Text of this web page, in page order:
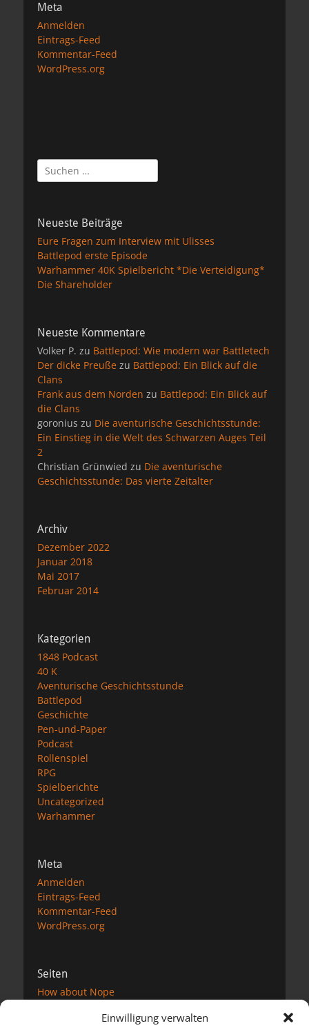
Einwilligung verwalten
Meta
Anmelden
Eintrags-Feed
Kommentar-Feed
WordPress.org
Suchen
nach:
Neueste Beiträge
Eure Fragen zum Interview mit Ulisses
Battlepod erste Episode
Warhammer 40K Spielbericht *Die Verteidigung*
Die Shareholder
Neueste Kommentare
Volker P. zu Battlepod: Wie modern war Battletech
Der dicke Preuße zu Battlepod: Ein Blick auf die
Clans
Frank aus dem Norden zu Battlepod: Ein Blick auf
die Clans
goronius zu Die aventurische Geschichtsstunde:
Ein Einstieg in die Welt des Schwarzen Auges Teil
2
Christian Grünwied zu Die aventurische
Geschichtsstunde: Das vierte Zeitalter
Archiv
Dezember 2022
Januar 2018
Mai 2017
Februar 2014
Kategorien
1848 Podcast
40 K
Aventurische Geschichtsstunde
Battlepod
Geschichte
Pen-und-Paper
Podcast
Rollenspiel
RPG
Spielberichte
Uncategorized
Warhammer
Meta
Anmelden
Eintrags-Feed
Kommentar-Feed
WordPress.org
Seiten
How about Nope
Datenschutzerklärung